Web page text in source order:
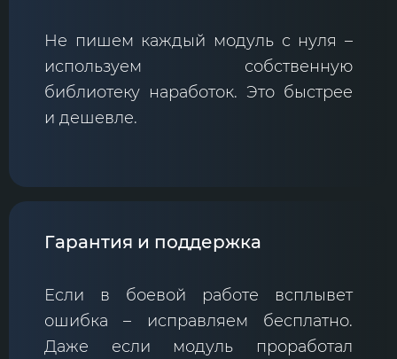
Не пишем каждый модуль с нуля –
используем собственную
библиотеку наработок. Это быстрее
и дешевле.
Гарантия и поддержка
Если в боевой работе всплывет
ошибка – исправляем бесплатно.
Даже если модуль проработал